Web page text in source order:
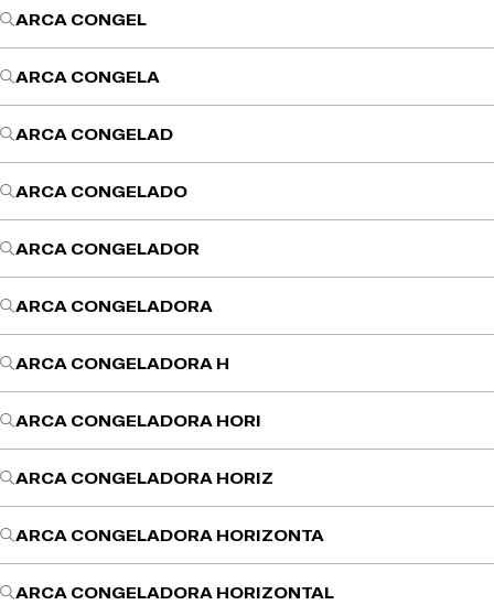
ARCA CONGEL
ARCA CONGELA
ARCA CONGELAD
ARCA CONGELADO
ARCA CONGELADOR
ARCA CONGELADORA
ARCA CONGELADORA H
ARCA CONGELADORA HORI
ARCA CONGELADORA HORIZ
ARCA CONGELADORA HORIZONTA
ARCA CONGELADORA HORIZONTAL